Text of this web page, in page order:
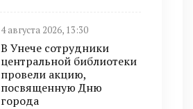
4 августа 2026, 13:30
В Унече сотрудники
центральной библиотеки
провели акцию,
посвященную Дню
города